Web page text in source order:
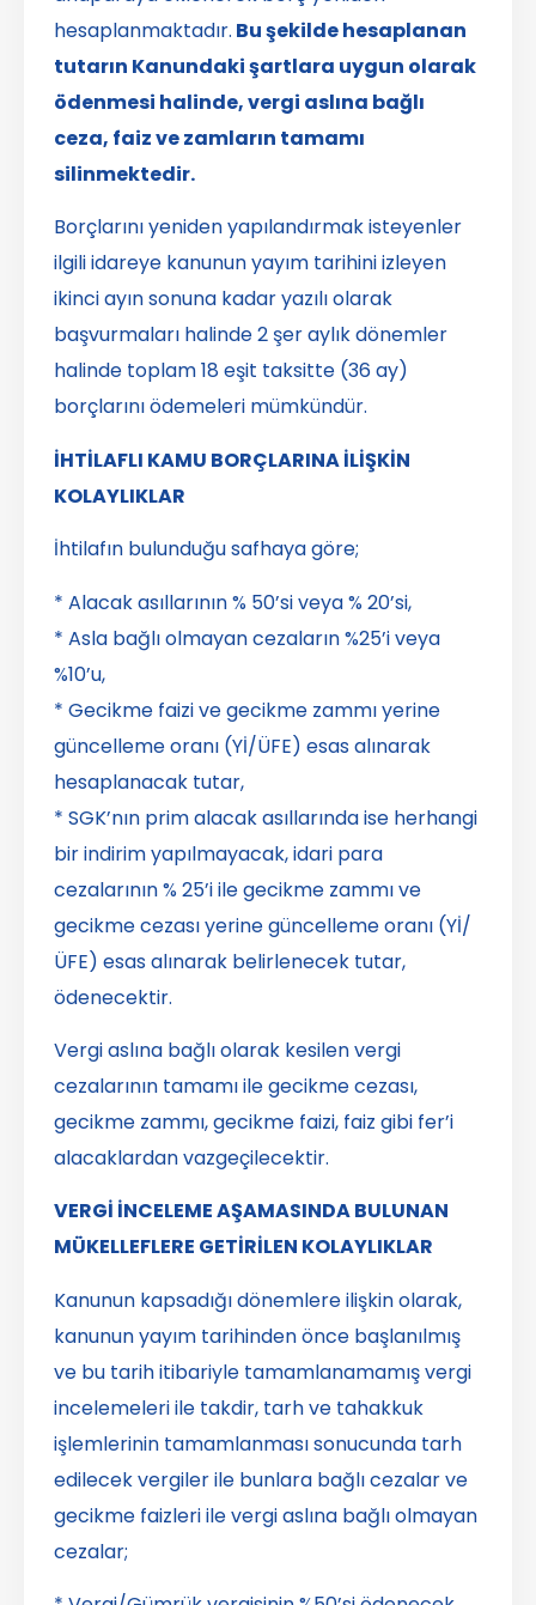
hesaplanmaktadır. Bu şekilde hesaplanan
tutarın Kanundaki şartlara uygun olarak
ödenmesi halinde, vergi aslına bağlı
ceza, faiz ve zamların tamamı
silinmektedir.
Borçlarını yeniden yapılandırmak isteyenler
ilgili idareye kanunun yayım tarihini izleyen
ikinci ayın sonuna kadar yazılı olarak
başvurmaları halinde 2 şer aylık dönemler
halinde toplam 18 eşit taksitte (36 ay)
borçlarını ödemeleri mümkündür.
İHTİLAFLI KAMU BORÇLARINA İLİŞKİN
KOLAYLIKLAR
İhtilafın bulunduğu safhaya göre;
* Alacak asıllarının % 50’si veya % 20’si,
* Asla bağlı olmayan cezaların %25’i veya
%10’u,
* Gecikme faizi ve gecikme zammı yerine
güncelleme oranı (Yİ/ÜFE) esas alınarak
hesaplanacak tutar,
* SGK’nın prim alacak asıllarında ise herhangi
bir indirim yapılmayacak, idari para
cezalarının % 25’i ile gecikme zammı ve
gecikme cezası yerine güncelleme oranı (Yİ/
ÜFE) esas alınarak belirlenecek tutar,
ödenecektir.
Vergi aslına bağlı olarak kesilen vergi
cezalarının tamamı ile gecikme cezası,
gecikme zammı, gecikme faizi, faiz gibi fer’i
alacaklardan vazgeçilecektir.
VERGİ İNCELEME AŞAMASINDA BULUNAN
MÜKELLEFLERE GETİRİLEN KOLAYLIKLAR
Kanunun kapsadığı dönemlere ilişkin olarak,
kanunun yayım tarihinden önce başlanılmış
ve bu tarih itibariyle tamamlanamamış vergi
incelemeleri ile takdir, tarh ve tahakkuk
işlemlerinin tamamlanması sonucunda tarh
edilecek vergiler ile bunlara bağlı cezalar ve
gecikme faizleri ile vergi aslına bağlı olmayan
cezalar;